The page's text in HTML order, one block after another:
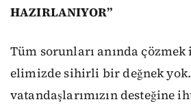
HAZIRLANIYOR”
Tüm sorunları anında
elimizde sihirli bir değnek
vatandaşlarımızın desteğine